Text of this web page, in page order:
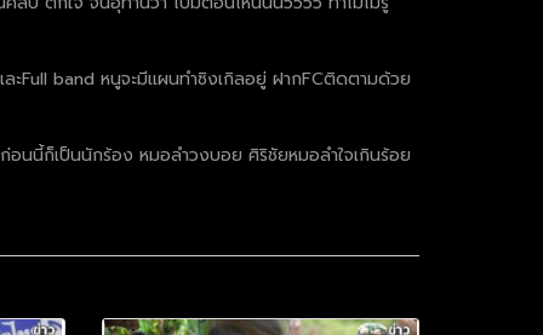
Full band หนูจะมีแผนทำซิงเกิลอยู่ ฝากFCติดตามด้วย
นนี้ก็เป็นนักร้อง หมอลำวงบอย ศิริชัยหมอลำใจเกินร้อย